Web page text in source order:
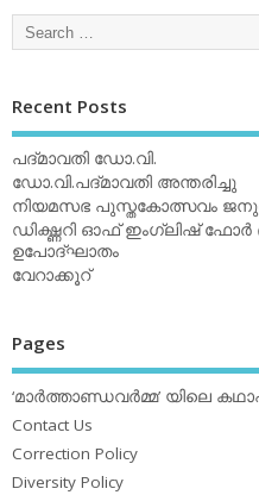
Recent Posts
പദ്മാവതി ഡോ.വി.
ഡോ.വി.പദ്മാവതി അന്തരിച്ചു
നിയമസഭ പുസ്തകോത്സവം
ഡിക്ഷ്ണറി ഓഫ് ഇംഗ്ലിഷ്
ഉപോദ്ഘാതം
വേറാക്കൂറ്
Pages
‘മാര്‍ത്താണ്ഡവര്‍മ്മ’ യിലെ
Contact Us
Correction Policy
Diversity Policy